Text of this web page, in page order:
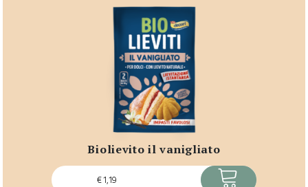
biolievito il vanigliato
€1,19 ACQUISTA